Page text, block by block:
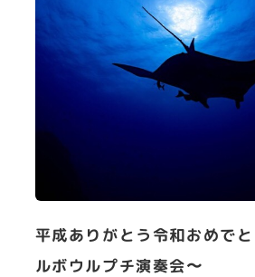
平成ありがとう令和おめで
ルボウルプチ演奏会〜